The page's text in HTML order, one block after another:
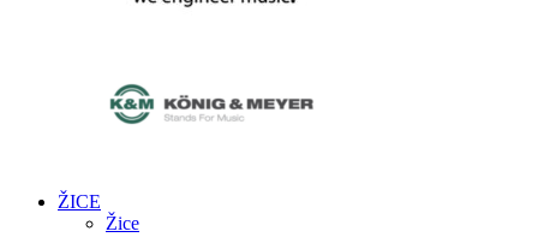
ŽICE
Žice